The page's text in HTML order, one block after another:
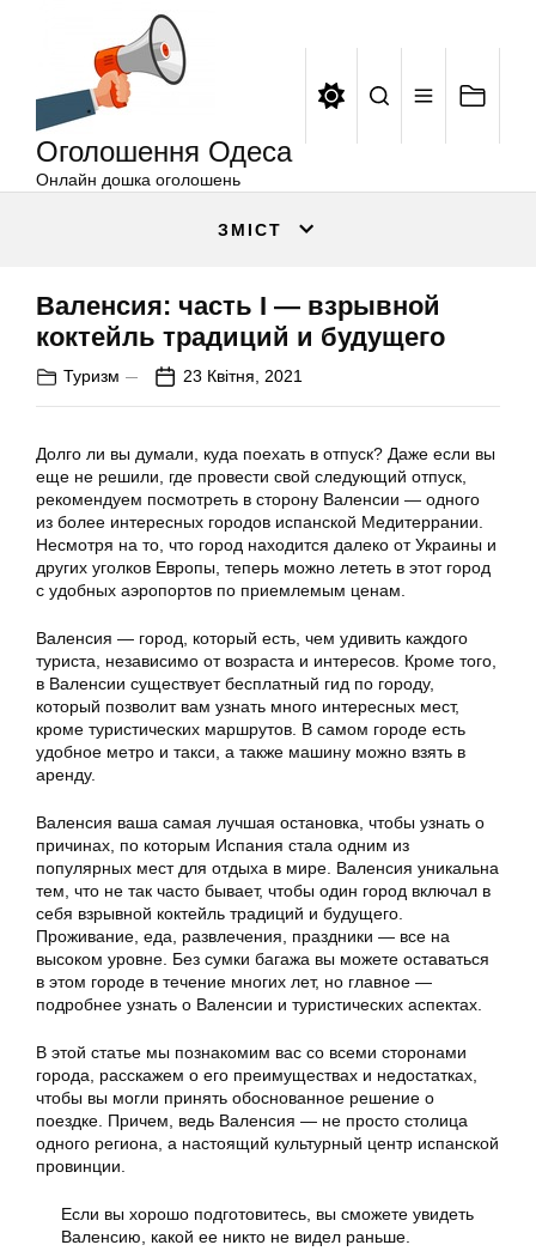
Оголошення Одеса
Онлайн дошка оголошень
ЗМІСТ
Валенсия: часть I — взрывной
коктейль традиций и будущего
Туризм 23 Квітня, 2021
Долго ли вы думали, куда поехать в отпуск? Даже если вы
еще не решили, где провести свой следующий отпуск,
рекомендуем посмотреть в сторону Валенсии — одного
из более интересных городов испанской Медитеррании.
Несмотря на то, что город находится далеко от Украины и
других уголков Европы, теперь можно лететь в этот город
с удобных аэропортов по приемлемым ценам.
Валенсия — город, который есть, чем удивить каждого
туриста, независимо от возраста и интересов. Кроме того,
в Валенсии существует бесплатный гид по городу,
который позволит вам узнать много интересных мест,
кроме туристических маршрутов. В самом городе есть
удобное метро и такси, а также машину можно взять в
аренду.
Валенсия ваша самая лучшая остановка, чтобы узнать о
причинах, по которым Испания стала одним из
популярных мест для отдыха в мире. Валенсия уникальна
тем, что не так часто бывает, чтобы один город включал в
себя взрывной коктейль традиций и будущего.
Проживание, еда, развлечения, праздники — все на
высоком уровне. Без сумки багажа вы можете оставаться
в этом городе в течение многих лет, но главное —
подробнее узнать о Валенсии и туристических аспектах.
В этой статье мы познакомим вас со всеми сторонами
города, расскажем о его преимуществах и недостатках,
чтобы вы могли принять обоснованное решение о
поездке. Причем, ведь Валенсия — не просто столица
одного региона, а настоящий культурный центр испанской
провинции.
Если вы хорошо подготовитесь, вы сможете увидеть
Валенсию, какой ее никто не видел раньше.